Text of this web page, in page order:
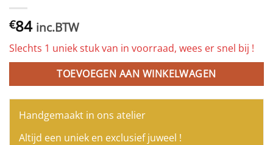
€84 inc.BTW
Slechts 1 uniek stuk van in voorraad, wees er snel bij !
TOEVOEGEN AAN WINKELWAGEN
Handgemaakt in ons atelier
Altijd een uniek en exclusief juweel !